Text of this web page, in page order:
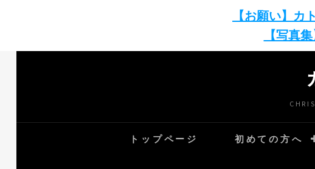
【お願い】
【写真
トップページ 初めての方へ